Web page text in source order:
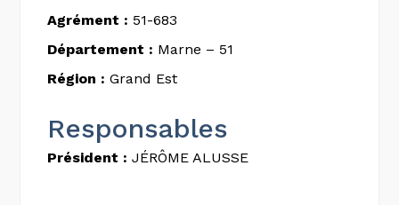
Agrément : 51-683
Département : Marne – 51
Région : Grand Est
Responsables
Président : JÉRÔME ALUSSE